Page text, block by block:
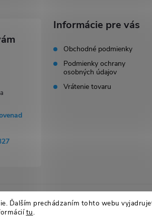
Ďalším prechádzaním tohto webu
tu.
Informácie pre vás
Obchodné podmienky
Podmienky ochrany
osobných údajov
Vrátenie tovaru
nastavenie cookies